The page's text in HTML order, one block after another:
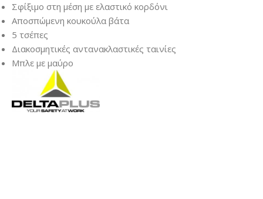
Σφίξιμο στη μέση με ελαστικό κορδόνι
Αποσπώμενη κουκούλα βάτα
5 τσέπες
Διακοσμητικές αντανακλαστικές ταινίες
Μπλε με μαύρο